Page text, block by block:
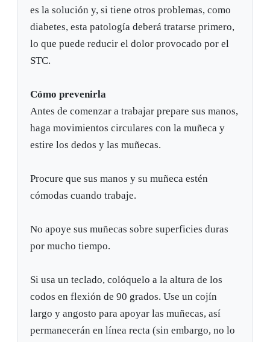
es la solución y, si tiene otros problemas, como
diabetes, esta patología deberá tratarse primero,
lo que puede reducir el dolor provocado por el
STC.
Cómo prevenirla
Antes de comenzar a trabajar prepare sus manos,
haga movimientos circulares con la muñeca y
estire los dedos y las muñecas.
Procure que sus manos y su muñeca estén
cómodas cuando trabaje.
No apoye sus muñecas sobre superficies duras
por mucho tiempo.
Si usa un teclado, colóquelo a la altura de los
codos en flexión de 90 grados. Use un cojín
largo y angosto para apoyar las muñecas, así
permanecerán en línea recta (sin embargo, no lo